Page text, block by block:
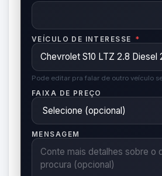
VEÍCULO DE INTERESSE *
Pode editar pra falar de outro veículo
FAIXA DE PREÇO
MENSAGEM